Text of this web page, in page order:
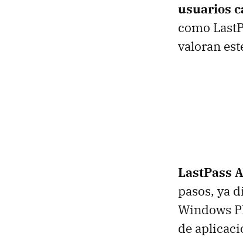
usuarios
como
valoran
LastPass
pasos, ya
Windows
de